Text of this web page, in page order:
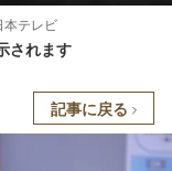
本テレビ
されます
記事に戻る